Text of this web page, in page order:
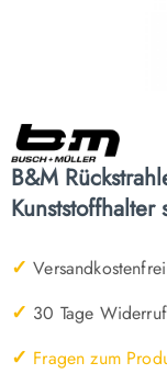
B&M
Kunststoffhalter
✓
✓ 30 Tage
✓ Fragen zum